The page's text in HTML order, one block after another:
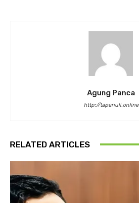
Agung Panca
http://tapanuli.online
RELATED ARTICLES